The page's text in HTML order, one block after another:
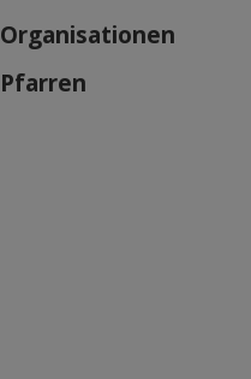
Organisationen
Pfarren